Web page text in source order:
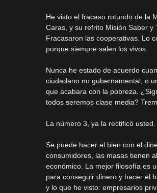
He visto el fracaso rotundo de la
Caras, y su refrito Misión Saber y
Fracasaron las cooperativas. Lo
porque siempre salen los vivos.
Nunca he estado de acuerdo
ciudadano no gubernamental, o
que acabara con la pobreza.
todos seremos clase media?
La número 3, ya la rectificó usted.
Se puede hacer el bien con el
consumidores, las masas tienen
económico. La mejor filosofía es
para conseguir dinero y hacer el
y lo que he visto: empresarios